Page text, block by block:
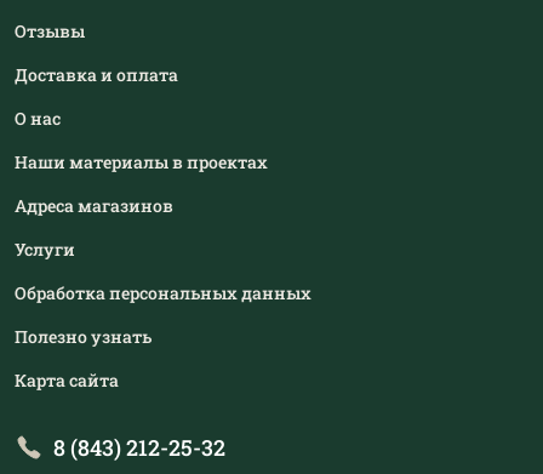
Отзывы
Доставка и оплата
О нас
Наши материалы в проектах
Адреса магазинов
Услуги
Обработка персональных данных
Полезно узнать
Карта сайта
8 (843) 212-25-32